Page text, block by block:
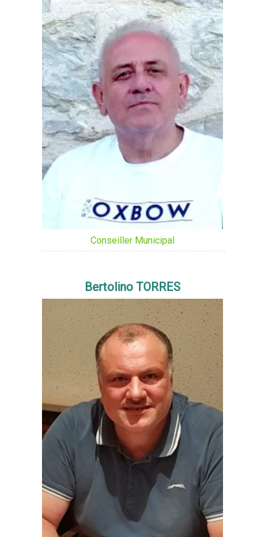
Conseiller Municipal
Bertolino TORRES